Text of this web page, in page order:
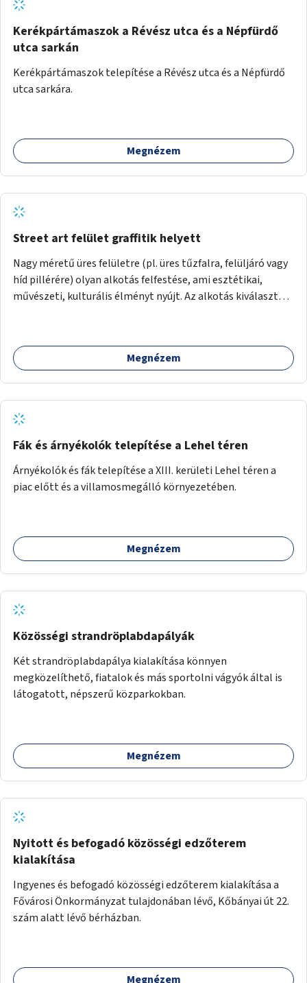
Kerékpártámaszok a Révész utca és a Népfürdő
utca sarkán
Kerékpártámaszok telepítése a Révész utca és a Népfürdő
utca sarkára.
Megnézem
Street art felület graffitik helyett
Nagy méretű üres felületre (pl. üres tűzfalra, felüljáró vagy
híd pillérére) olyan alkotás felfestése, ami esztétikai,
művészeti, kulturális élményt nyújt. Az alkotás kiválasztása
vélemény is megjelenik.
Megnézem
Fák és árnyékolók telepítése a Lehel téren
Árnyékolók és fák telepítése a XIII. kerületi Lehel téren a
piac előtt és a villamosmegálló környezetében.
Megnézem
Közösségi strandröplabdapályák
Két strandröplabdapálya kialakítása könnyen
megközelíthető, fiatalok és más sportolni vágyók által is
látogatott, népszerű közparkokban.
Megnézem
Nyitott és befogadó közösségi edzőterem
kialakítása
Ingyenes és befogadó közösségi edzőterem kialakítása a
Fővárosi Önkormányzat tulajdonában lévő, Kőbányai út 22.
szám alatt lévő bérházban.
Megnézem